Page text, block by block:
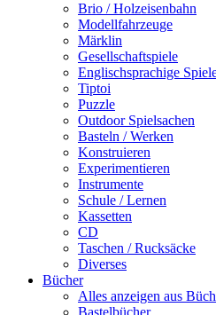
Brio / Holzeisenbahn
Modellfahrzeuge
Märklin
Gesellschaftspiele
Englischsprachige
Tiptoi
Puzzle
Outdoor Spielsachen
Basteln / Werken
Konstruieren
Experimentieren
Instrumente
Schule / Lernen
Kassetten
CD
Taschen / Rucksäcke
Diverses
Bücher
Alles anzeigen aus
Bastelbücher